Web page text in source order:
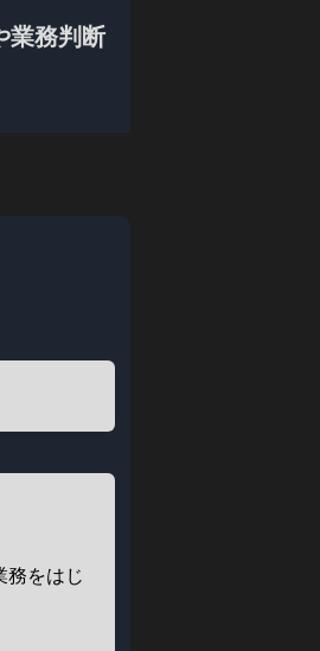
業務判断
務をはじ